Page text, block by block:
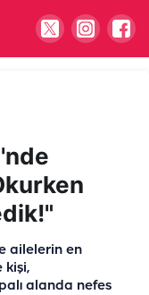
ailelerin en
kişi,
alanda nefes
teslim töreni